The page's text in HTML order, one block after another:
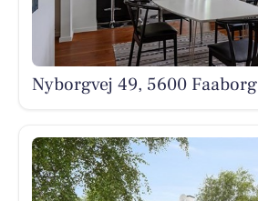
Nyborgvej 49, 5600 Faaborg